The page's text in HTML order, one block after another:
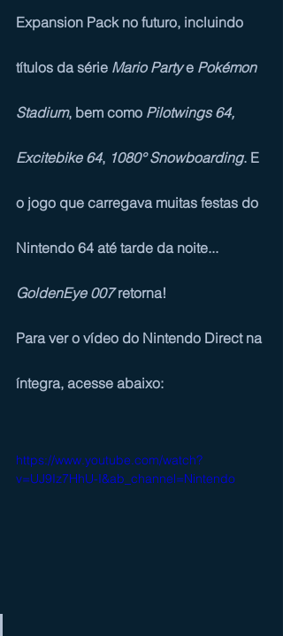
Expansion Pack no futuro, incluindo
títulos da série Mario Party e Pokémon
Stadium, bem como Pilotwings 64,
Excitebike 64, 1080° Snowboarding. E
o jogo que carregava muitas festas do
Nintendo 64 até tarde da noite...
GoldenEye 007 retorna!
Para ver o vídeo do Nintendo Direct na
íntegra, acesse abaixo:
https://www.youtube.com/watch?
v=UJ9Iz7HhU-I&ab_channel=Nintendo